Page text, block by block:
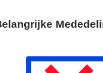
OPLOSSINGEN